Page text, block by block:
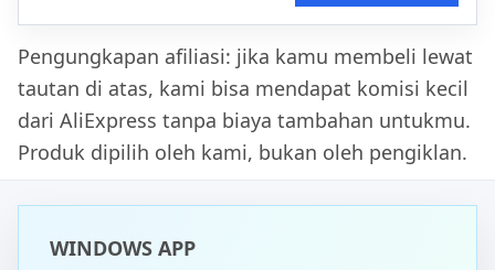
Pengungkapan afiliasi: jika kamu membeli lewat
tautan di atas, kami bisa mendapat komisi kecil
dari AliExpress tanpa biaya tambahan untukmu.
Produk dipilih oleh kami, bukan oleh pengiklan.
WINDOWS APP